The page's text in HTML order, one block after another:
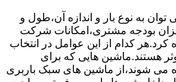
توان به نوع بار و اندازه آن،طول و
بودجه مشتری،امکانات شرکت
کرد.هر کدام از این عوامل در انتخاب
هستند.ماشین هایی که برای
می شوند،از ماشین های سبک باربری